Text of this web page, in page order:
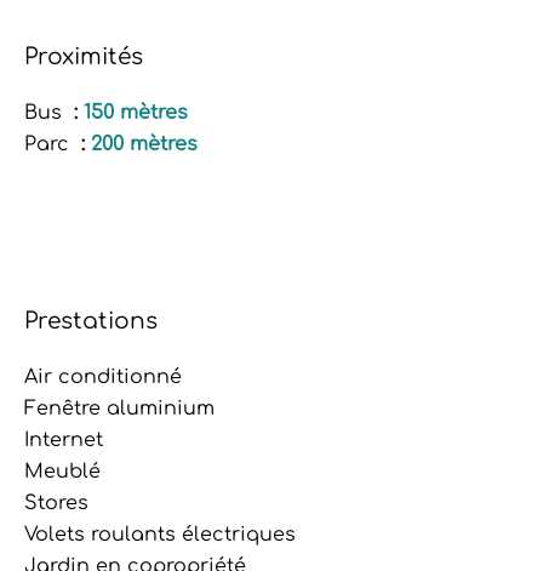
Proximités
Bus
150 mètres
Parc
200 mètres
Prestations
Air conditionné
Fenêtre aluminium
Internet
Meublé
Stores
Volets roulants électriques
Jardin en copropriété